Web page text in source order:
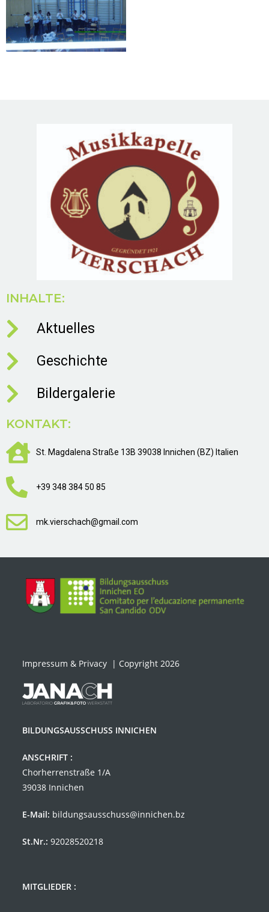
INHALTE:
Aktuelles
Geschichte
Bildergalerie
KONTAKT:
St. Magdalena Straße 13B 39038 Innichen (BZ) Italien
+39 348 384 50 85
mk.vierschach@gmail.com
Impressum & Privacy | Copyright 2026
BILDUNGSAUSSCHUSS INNICHEN
ANSCHRIFT :
Chorherrenstraße 1/A
39038 Innichen
E-Mail: bildungsausschuss@innichen.bz
St.Nr.: 92028520218
MITGLIEDER :